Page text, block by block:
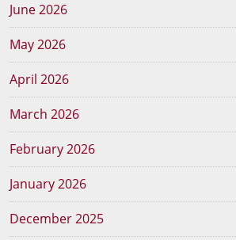
June 2026
May 2026
April 2026
March 2026
February 2026
January 2026
December 2025